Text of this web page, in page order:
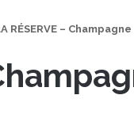
RÉSERVE –